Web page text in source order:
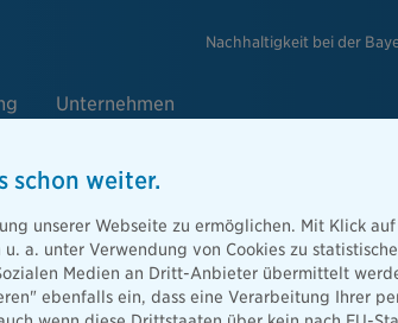
Nachhaltigkeit bei der
Unternehmen
schon weiter.
unserer Webseite zu ermöglichen. Mit Klick
a. unter Verwendung von Cookies zu
Medien an Dritt-Anbieter übermittelt
ebenfalls ein, dass eine Verarbeitung Ihrer